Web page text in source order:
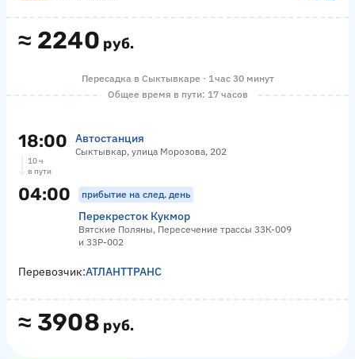
≈ 2240 руб.
Пересадка в Сыктывкаре · 1 час 30 минут
Общее время в пути: 17 часов
18:00 Автостанция
Сыктывкар, улица Морозова, 202
10 ч
в пути
04:00 прибытие на след. день
Перекресток Кукмор
Вятские Поляны, Пересечение трассы 33К-009
и 33Р-002
≈ 3908 руб.
Перевозчик:АТЛАНТТРАНС